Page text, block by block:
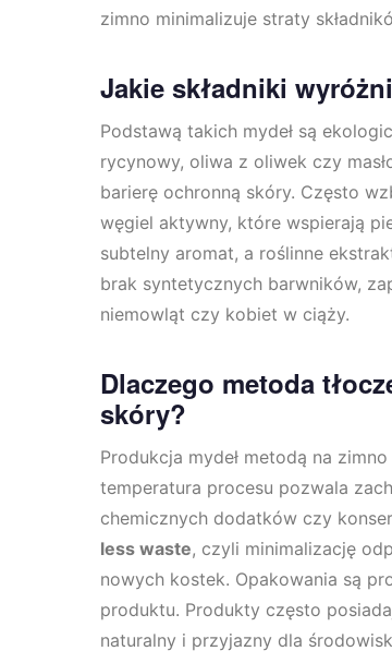
zimno minimalizuje straty
Jakie składniki
Podstawą takich mydeł są
rycynowy, oliwa z oliwek czy
barierę ochronną skóry. Często
węgiel aktywny, które wspierają
subtelny aromat, a roślinne
brak syntetycznych barwników,
niemowląt czy kobiet w ciąży.
Dlaczego metoda
skóry?
Produkcja mydeł metodą na
temperatura procesu pozwala
chemicznych dodatków czy
less waste, czyli minimalizację
nowych kostek. Opakowania są
produktu. Produkty często
naturalny i przyjazny dla